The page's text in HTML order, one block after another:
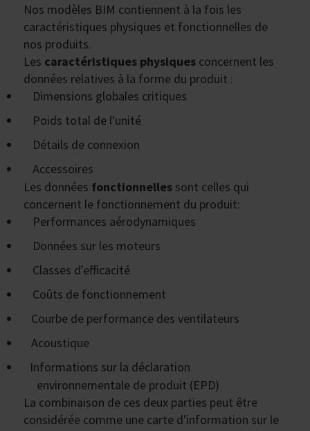
Nos modèles BIM contiennent à la fois les
caractéristiques physiques et fonctionnelles de
nos produits.
Les caractéristiques physiques concernent les
données relatives à la forme du produit :
Dimensions globales critiques
Poids total de l'unité
Détails de connexion
Accessoires
Les données fonctionnelles sont celles qui
concernent le fonctionnement du produit:
Performances aérodynamiques
Données sur les moteurs
Classes d'efficacité
Coûts de fonctionnement
Courbe de performance des ventilateurs
Acoustique
Informations sur la déclaration
environnementale de produit (EPD)
La combinaison de ces deux parties peut être
considérée comme une carte d'information sur le